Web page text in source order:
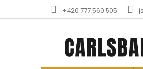
+420 777 560 505